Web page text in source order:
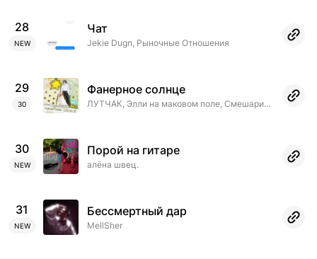
28
NEW
Чат
Jekie Dugn, Рыночные Отношения
29
30
Фанерное солнце
ЛУТЧАК, Элли на маковом поле, Смешарики
30
NEW
Порой на гитаре
алёна швец.
31
NEW
Бессмертный дар
MellSher